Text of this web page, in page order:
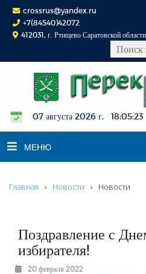
crossrus@yandex.ru
+7(84540)42072
412031, г. Ртищево Саратовской
07 августа 2026 г. 18:05:23
МЕНЮ
НОВОСТИ
К СВЕДЕНИЮ
КОНКУРСЫ
ФОТОРЕПОРТАЖИ
Главная Новости Новости
Поздравление с
избирателя!
20 февраля 2022